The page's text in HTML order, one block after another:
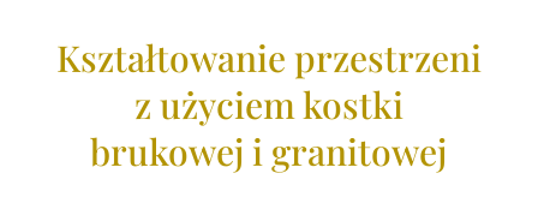
Kształtowanie przestrzeni
z użyciem kostki
brukowej i granitowej